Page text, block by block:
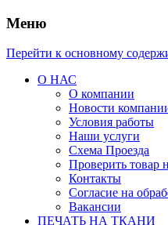
Меню
Перейти к основному
О НАС
О компании
Новости
Условия работы
Наши услуги
Схема Проезда
Проверить товар
Контакты
Согласие на
Вакансии
ПЕЧАТЬ НА ТКАНИ